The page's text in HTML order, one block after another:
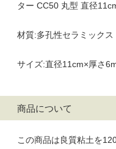
ター CC50 丸型 直径
材質:多孔性セラミックス
サイズ:直径11cm×厚さ
商品について
この商品は良質粘土を